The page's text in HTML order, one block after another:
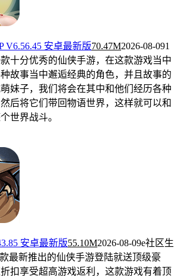
V6.56.45 安卓最新版70.47M2026-08-091
十分优秀的仙侠手游，在这款游戏当中
故事当中邂逅经典的角色，并且故事的
妹子，我们将会在其中和他们经历各种
后将它们带回物语世界，这样就可以和
世界战斗。
安卓最新版55.10M2026-08-09e社区生
最新推出的仙侠手游登陆就送顶级豪
扣享受超高游戏返利，这款游戏有着顶